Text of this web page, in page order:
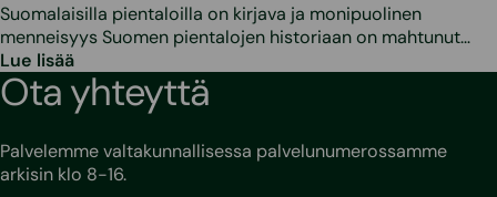
Suomalaisilla pientaloilla on kirjava ja monipuolinen
menneisyys Suomen pientalojen historiaan on mahtunut…
Lue lisää
Ota yhteyttä
Palvelemme valtakunnallisessa palvelunumerossamme
arkisin klo 8-16.